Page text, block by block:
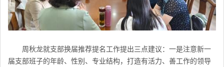
周秋龙就支部换届推荐提名工作提出三点建议：一是注意新一
届支部班子的年龄、性别、专业结构，打造有活力、善工作的领导